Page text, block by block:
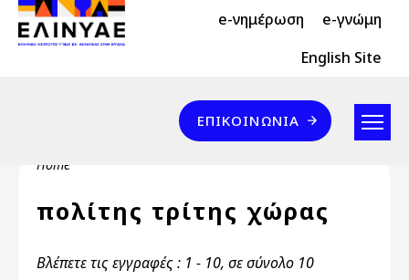
Skip to main content
Header Top 2 e-νημέρωση e-γνώμη
Header Top English Site
Επικοινωνία
ΕΠΙΚΟΙΝΩΝΊΑ
Breadcrumb
Home
πολίτης τρίτης χώρας
Βλέπετε τις εγγραφές : 1 - 10, σε σύνολο 10